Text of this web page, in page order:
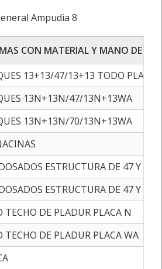
Ampudia 8
CON MATERIAL Y MANO DE
13+13/47/13+13 TODO PLACA
13N+13N/47/13N+13WA
13N+13N/70/13N+13WA
ESTRUCTURA DE 47 Y 2
ESTRUCTURA DE 47 Y 2
TECHO DE PLADUR PLACA N
TECHO DE PLADUR PLACA WA